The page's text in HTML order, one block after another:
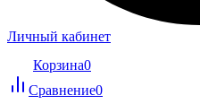
Личный кабинет
Корзина0
Сравнение0